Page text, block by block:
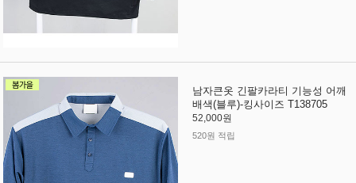
남자큰옷 긴팔카라티 기능성 어깨
배색(블루)-킹사이즈 T138705
52,000원
520원 적립